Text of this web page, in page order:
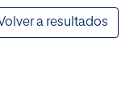
a resultados